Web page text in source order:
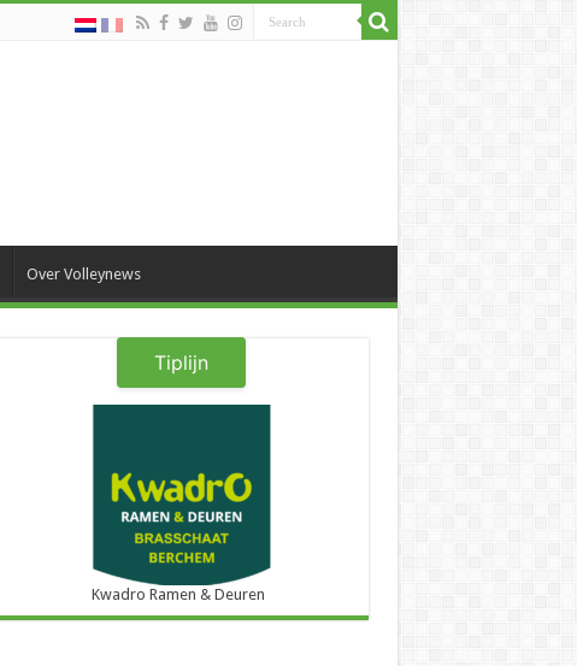
Over Volleynews
Tiplijn
Kwadro Ramen & Deuren